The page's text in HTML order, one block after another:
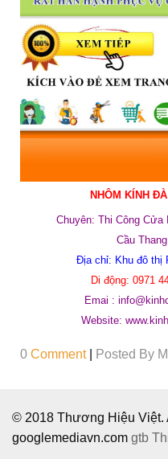
NHÔM KÍNH
Chuyên: Thi Công Cửa
Cầu
Địa chỉ: Khu đô thị
Di động: 0971
Emai :
Website:
0 Comment Posted By
© 2018 Thương Hiệu Việt.
googlemediavn.com gtb